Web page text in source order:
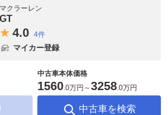
マクラーレン
GT
4.0 4件
マイカー登録
中古車本体価格
1560.0万円 ～3258.0万円
中古車を検索